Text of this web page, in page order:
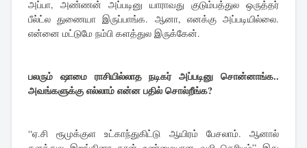
அப்பா, அண்ணன் அப்படினு யாராவது குடும்பத்துல ஒருத்தர்
பீல்ட்ல துணையா இருப்பாங்க. ஆனா, எனக்கு அப்படியில்லை.
என்னை மட்டுமே நம்பி களத்துல இருக்கேன்.
பலரும் ஷாமை ராசியில்லாத நடிகர் அப்படினு சொன்னாங்க..
அவங்களுக்கு எல்லாம் என்ன பதில் சொல்றீங்க?
“ஏ.சி ரூமுக்குள உட்காந்துகிட்டு ஆயிரம் பேசலாம். ஆனால்